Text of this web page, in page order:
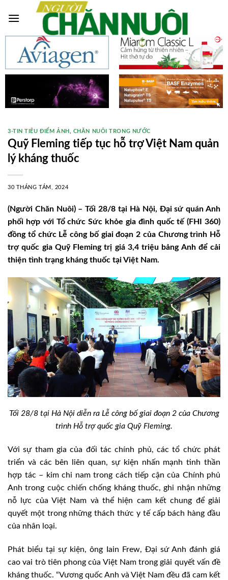
3-TIN TIÊU ĐIỂM ẢNH CHĂN NUÔI TRONG NƯỚC
Quỹ Fleming tiếp tục hỗ trợ Việt Nam quản
lý kháng thuốc
30 THÁNG TÁM, 2024
(Người Chăn Nuôi) – Tối 28/8 tại Hà Nội, Đại sứ quán Anh
phối hợp với Tổ chức Sức khỏe gia đình quốc tế (FHI 360)
đồng tổ chức Lễ công bố giai đoạn 2 của Chương trình Hỗ
trợ quốc gia Quỹ Fleming trị giá 3,4 triệu bảng Anh để cải
thiện tình trạng kháng thuốc tại Việt Nam.
Tối 28/8 tại Hà Nội diễn ra Lễ công bố giai đoạn 2 của Chương
trình Hỗ trợ quốc gia Quỹ Fleming.
Với sự tham gia của đối tác chính phủ, các tổ chức phát
triển và các bên liên quan, sự kiện nhấn mạnh tinh thần
hợp tác – kim chi nam trong cách tiếp cận của Chính phủ
Anh trong cuộc chiến chống kháng thuốc, ghi nhận những
nỗ lực của Việt Nam và thể hiện cam kết chung để giải
quyết một trong những thách thức y tế cấp bách hàng đầu
của nhân loại.
Phát biểu tại sự kiện, ông Iain Frew, Đại sứ Anh đánh giá
cao vai trò tiên phong của Việt Nam trong giải quyết vấn đề
kháng thuốc. “Vương quốc Anh và Việt Nam đều đã cam kết